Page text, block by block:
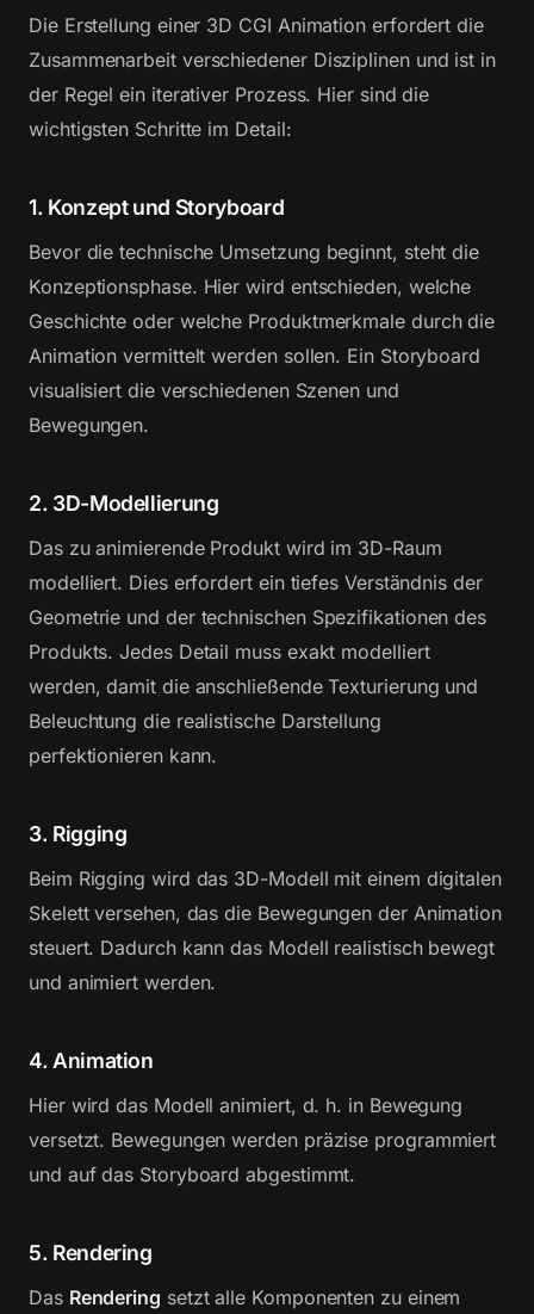
Die Erstellung einer 3D CGI Animation erfordert die
Zusammenarbeit verschiedener Disziplinen und ist in
der Regel ein iterativer Prozess. Hier sind die
wichtigsten Schritte im Detail:
1. Konzept und Storyboard
Bevor die technische Umsetzung beginnt, steht die
Konzeptionsphase. Hier wird entschieden, welche
Geschichte oder welche Produktmerkmale durch die
Animation vermittelt werden sollen. Ein Storyboard
visualisiert die verschiedenen Szenen und
Bewegungen.
2. 3D-Modellierung
Das zu animierende Produkt wird im 3D-Raum
modelliert. Dies erfordert ein tiefes Verständnis der
Geometrie und der technischen Spezifikationen des
Produkts. Jedes Detail muss exakt modelliert
werden, damit die anschließende Texturierung und
Beleuchtung die realistische Darstellung
perfektionieren kann.
3. Rigging
Beim Rigging wird das 3D-Modell mit einem digitalen
Skelett versehen, das die Bewegungen der Animation
steuert. Dadurch kann das Modell realistisch bewegt
und animiert werden.
4. Animation
Hier wird das Modell animiert, d. h. in Bewegung
versetzt. Bewegungen werden präzise programmiert
und auf das Storyboard abgestimmt.
5. Rendering
Das Rendering setzt alle Komponenten zu einem